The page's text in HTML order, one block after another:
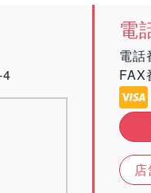
電
電話
FAX